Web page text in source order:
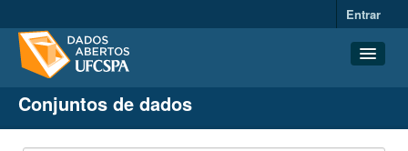
Entrar
Conjuntos de dados
Organizações
Conjuntos de dados